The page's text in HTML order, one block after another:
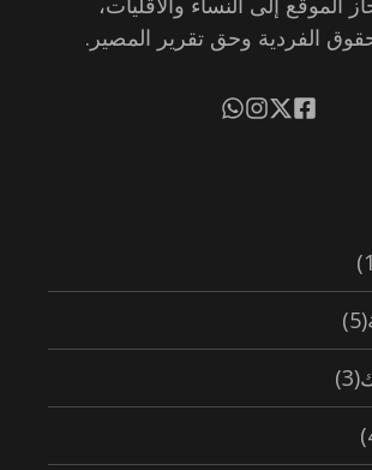
الفردية وحق تقرير المصير.
(5)
(3)